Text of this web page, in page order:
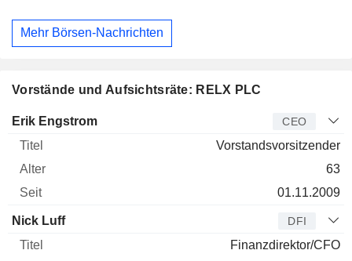
Mehr Börsen-Nachrichten
Vorstände und Aufsichtsräte: RELX PLC
Manager Titel
Erik Engstrom CEO
Vorstandsvorsitzender
63
01.11.2009
Nick Luff DFI
Finanzdirektor/CFO